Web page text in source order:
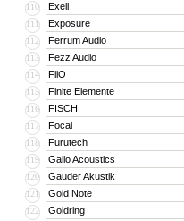
110 Exell
111 Exposure
112 Ferrum Audio
113 Fezz Audio
114 FiiO
115 Finite Elemente
116 FISCH
117 Focal
118 Furutech
119 Gallo Acoustics
120 Gauder Akustik
121 Gold Note
122 Goldring